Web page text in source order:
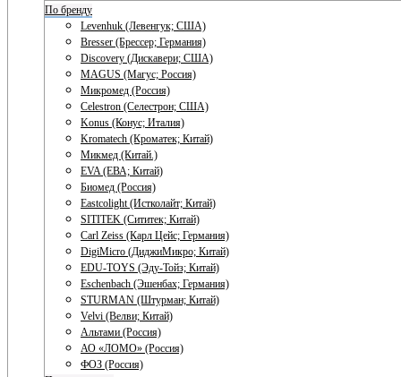
По бренду
Levenhuk (Левенгук; США)
Bresser (Брессер; Германия)
Discovery (Дискавери; США)
MAGUS (Магус; Россия)
Микромед (Россия)
Celestron (Селестрон; США)
Konus (Конус; Италия)
Kromatech (Кроматек; Китай)
Микмед (Китай.)
EVA (ЕВА; Китай)
Биомед (Россия)
Eastcolight (Истколайт; Китай)
SITITEK (Сититек; Китай)
Carl Zeiss (Карл Цейс; Германия)
DigiMicro (ДиджиМикро; Китай)
EDU-TOYS (Эду-Тойз; Китай)
Eschenbach (Эшенбах; Германия)
STURMAN (Штурман; Китай)
Velvi (Велви; Китай)
Альтами (Россия)
АО «ЛОМО» (Россия)
ФОЗ (Россия)